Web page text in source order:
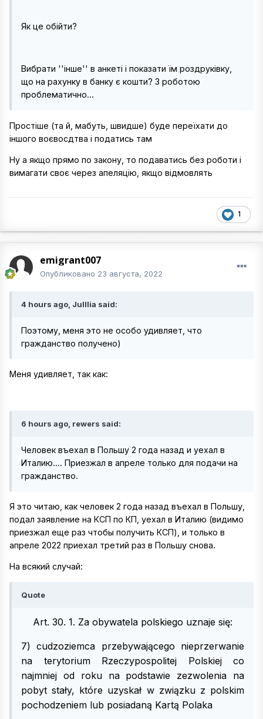
Як це обійти?
Вибрати ''інше'' в анкеті і показати їм роздруківку,
що на рахунку в банку є кошти? З роботою
проблематично...
Простіше (та й, мабуть, швидше) буде переїхати до
іншого воєвосдтва і податись там
Ну а якщо прямо по закону, то подаватись без роботи і
вимагати своє через апеляцію, якщо відмовлять
1
emigrant007
Опубликовано 23 августа, 2022
4 hours ago, Julllia said:
Поэтому, меня это не особо удивляет, что
гражданство получено)
Меня удивляет, так как:
6 hours ago, rewers said:
Человек въехал в Польшу 2 года назад и уехал в
Италию.... Приезжал в апреле только для подачи на
гражданство.
Я это читаю, как человек 2 года назад въехал в Польшу,
подал заявление на КСП по КП, уехал в Италию (видимо
приезжал еще раз чтобы получить КСП), и только в
апреле 2022 приехал третий раз в Польшу снова.
На всякий случай:
Quote
Art. 30. 1. Za obywatela polskiego uznaje się:
7) cudzoziemca przebywającego nieprzerwanie
na terytorium Rzeczypospolitej Polskiej co
najmniej od roku na podstawie zezwolenia na
pobyt stały, które uzyskał w związku z polskim
pochodzeniem lub posiadaną Kartą Polaka